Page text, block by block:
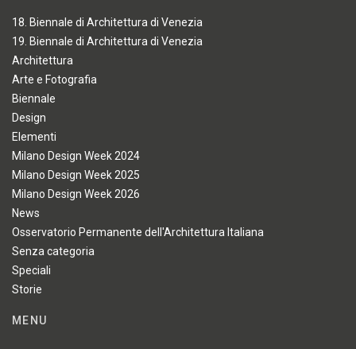
18. Biennale di Architettura di Venezia
19. Biennale di Architettura di Venezia
Architettura
Arte e Fotografia
Biennale
Design
Elementi
Milano Design Week 2024
Milano Design Week 2025
Milano Design Week 2026
News
Osservatorio Permanente dell'Architettura Italiana
Senza categoria
Speciali
Storie
MENU